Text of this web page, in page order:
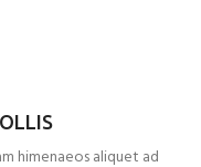
himenaeos aliquet ad